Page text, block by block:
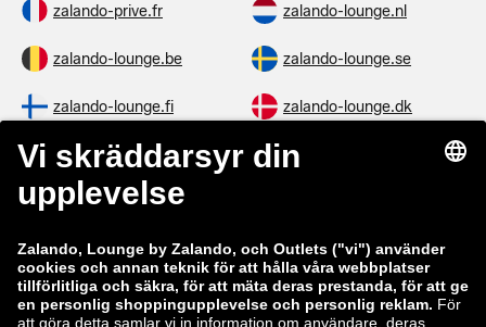
zalando-prive.fr zalando-lounge.nl
zalando-lounge.be zalando-lounge.se
zalando-lounge.fi zalando-lounge.dk
zalando-lounge.co.uk zalando-lounge.pl
zalando-prive.es
zalando-lounge.lt zalando-lounge.sk
zalando-lounge.ro zalando-lounge.hr